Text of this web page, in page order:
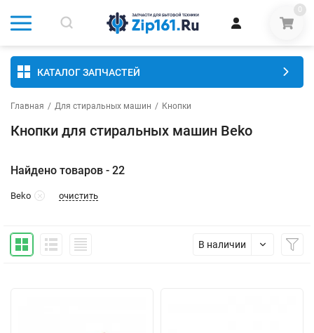
0
КАТАЛОГ ЗАПЧАСТЕЙ
Главная / Для стиральных машин / Кнопки
Кнопки для стиральных машин Beko
Найдено товаров - 22
Beko очистить
В наличии